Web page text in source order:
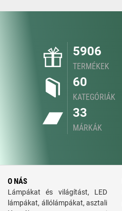
5906
TERMÉKEK
60
KATEGÓRIÁK
33
MÁRKÁK
O NÁS
Lámpákat és világítást, LED
lámpákat, állólámpákat, asztali